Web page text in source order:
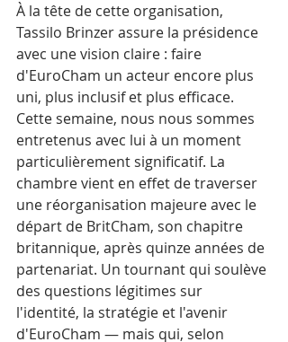
À la tête de cette organisation,
Tassilo Brinzer assure la présidence
avec une vision claire : faire
d'EuroCham un acteur encore plus
uni, plus inclusif et plus efficace.
Cette semaine, nous nous sommes
entretenus avec lui à un moment
particulièrement significatif. La
chambre vient en effet de traverser
une réorganisation majeure avec le
départ de BritCham, son chapitre
britannique, après quinze années de
partenariat. Un tournant qui soulève
des questions légitimes sur
l'identité, la stratégie et l'avenir
d'EuroCham — mais qui, selon